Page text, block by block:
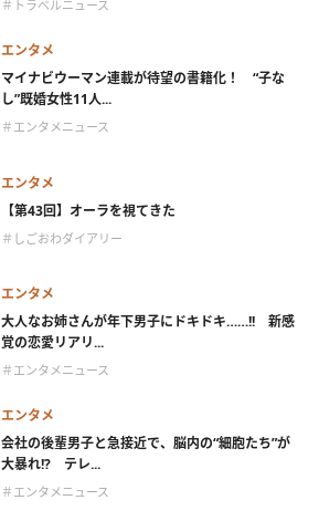
＃トラベルニュース
エンタメ
マイナビウーマン連載が待望の書籍化！ “子な
し”既婚女性11人...
＃エンタメニュース
エンタメ
【第43回】オーラを視てきた
＃しごおわダイアリー
エンタメ
大人なお姉さんが年下男子にドキドキ……!! 新感
覚の恋愛リアリ...
＃エンタメニュース
エンタメ
会社の後輩男子と急接近で、脳内の“細胞たち”が
大暴れ!? テレ...
＃エンタメニュース